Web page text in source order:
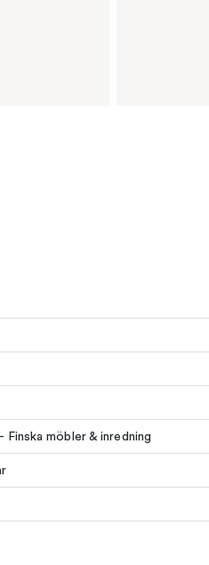
Finska möbler & inredning